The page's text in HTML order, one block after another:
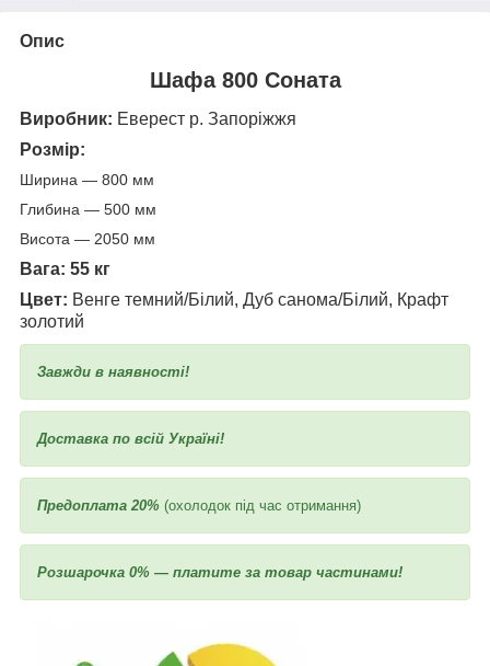
Опис
Шафа 800 Соната
Виробник: Еверест р. Запоріжжя
Розмір:
Ширина — 800 мм
Глибина — 500 мм
Висота — 2050 мм
Вага: 55 кг
Цвет: Венге темний/Білий, Дуб санома/Білий, Крафт
золотий
Завжди в наявності!
Доставка по всій Україні!
Предоплата 20% (охолодок під час отримання)
Розшарочка 0% — платите за товар частинами!